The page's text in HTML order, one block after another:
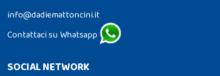
info@dadiemattoncini.it
Contattaci su Whatsapp
SOCIAL NETWORK